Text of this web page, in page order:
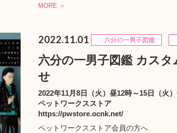
MORE ＞
2022.11.01 六分の一男子図鑑
六分の一男子図鑑 カス
せ
2022年11月8日（火）昼12時～15日（火
ペットワークスストア
https://pwstore.ocnk.net/
ペットワークスストア会員の方へ